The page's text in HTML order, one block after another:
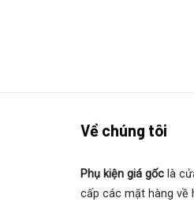
Về chúng tôi
Phụ kiện giá gốc là
cấp các mặt hàng về